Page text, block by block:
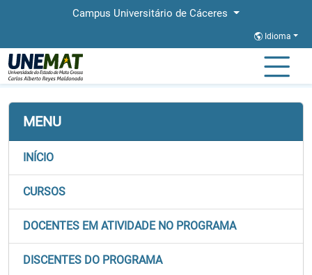
Campus Universitário de Cáceres
Idioma
Página Inicial
MENU
INÍCIO
CURSOS
DOCENTES EM ATIVIDADE NO PROGRAMA
DISCENTES DO PROGRAMA